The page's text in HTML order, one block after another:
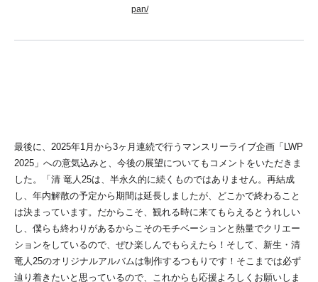
pan/
最後に、2025年1月から3ヶ月連続で行うマンスリーライブ企画「LWP
2025」への意気込みと、今後の展望についてもコメントをいただきま
した。「清 竜人25は、半永久的に続くものではありません。再結成
し、年内解散の予定から期間は延長しましたが、どこかで終わること
は決まっています。だからこそ、観れる時に来てもらえるとうれしい
し、僕らも終わりがあるからこそのモチベーションと熱量でクリエー
ションをしているので、ぜひ楽しんでもらえたら！そして、新生・清
竜人25のオリジナルアルバムは制作するつもりです！そこまでは必ず
辿り着きたいと思っているので、これからも応援よろしくお願いしま